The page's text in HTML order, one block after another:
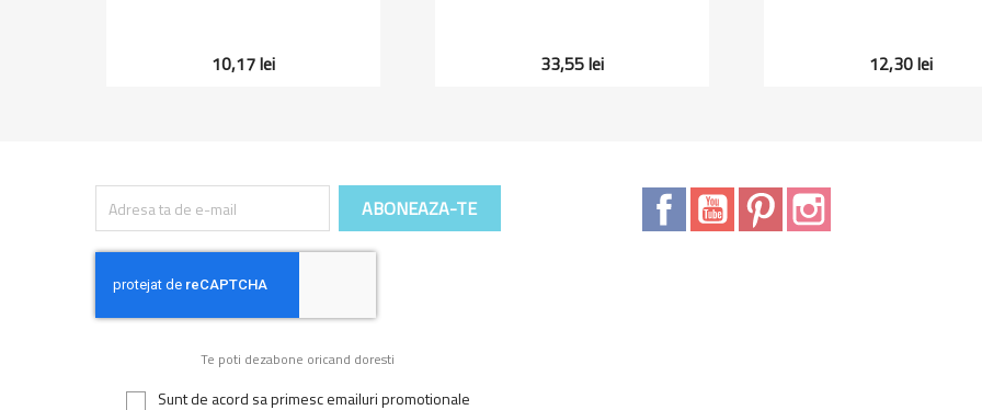
10,17 lei 33,55 lei 12,30 lei
Te poti dezabone oricand doresti
Sunt de acord sa primesc emailuri promotionale
FacebookYouTubePinterest